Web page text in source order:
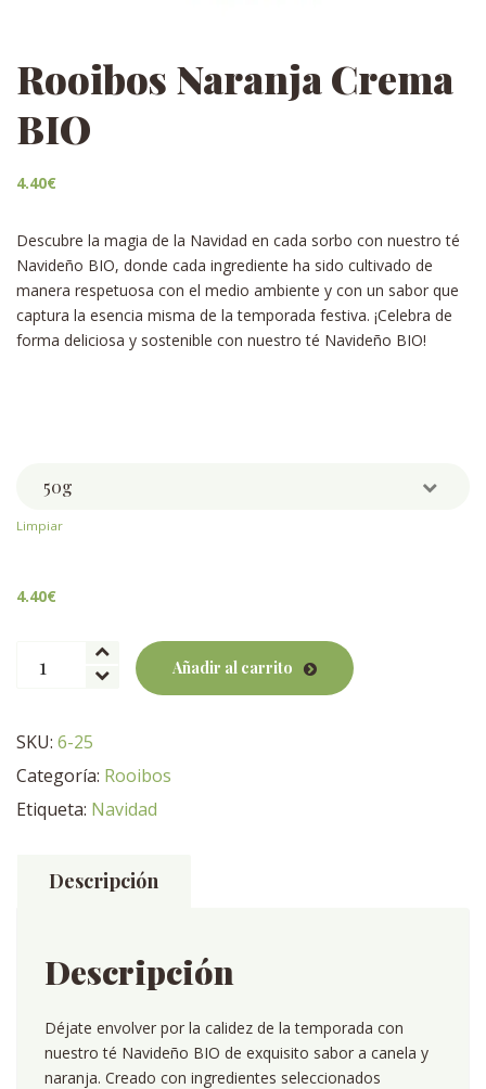
Rooibos Naranja Crema
BIO
4.40€
Descubre la magia de la Navidad en cada sorbo con nuestro té
Navideño BIO, donde cada ingrediente ha sido cultivado de
manera respetuosa con el medio ambiente y con un sabor que
captura la esencia misma de la temporada festiva. ¡Celebra de
forma deliciosa y sostenible con nuestro té Navideño BIO!
Limpiar
4.40€
Naranja
cantidad
Añadir al carrito
SKU: 6-25
Categoría: Rooibos
Etiqueta: Navidad
Descripción
Descripción
Déjate envolver por la calidez de la temporada con
nuestro té Navideño BIO de exquisito sabor a canela y
naranja. Creado con ingredientes seleccionados